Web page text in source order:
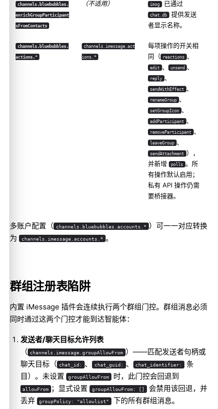
channels.bluebubbles.
enrichGroupParticipant
sFromContacts
（不适用） imsg 已通过
chat.db 提供发送
者显示名称。
channels.bluebubbles.
actions.*
channels.imessage.act
ions.*
每项操作的开关相
同（ reactions 、
edit 、 unsend 、
reply 、
sendWithEffect 、
renameGroup 、
setGroupIcon 、
addParticipant 、
removeParticipant 、
leaveGroup 、
sendAttachment ），
并新增
polls 。所
有操作默认启用；
私有 API 操作仍需
要桥接器。
多账户配置（ channels.bluebubbles.accounts.* ）可一一对应转换
为
channels.imessage.accounts.* 。
群组注册表陷阱
内置 iMessage 插件会连续执行两个群组门控。群组消息必须
同时通过这两个门控才能到达智能体：
发送者/聊天目标允许列表
（ channels.imessage.groupAllowFrom ）——匹配发送者句柄或
聊天目标（ chat_id: 、 chat_guid: 、 chat_identifier:
条
目）。未设置
groupAllowFrom 时，此门控会回退到
allowFrom ；显式设置 groupAllowFrom: [] 会禁用该回退，并
丢弃
groupPolicy: "allowlist"
下的所有群组消息。